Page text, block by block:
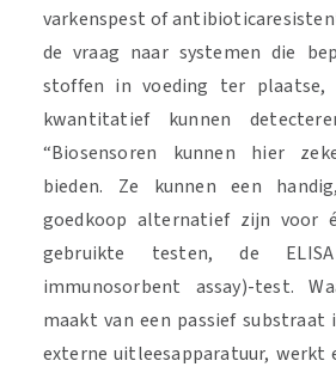
varkenspest of
de vraag naar systemen die
stoffen in voeding ter plaatse,
kwantitatief kunnen
“Biosensoren kunnen hier
bieden. Ze kunnen een
goedkoop alternatief zijn voor
gebruikte testen, de ELISA
immunosorbent assay)-test.
maakt van een passief
externe uitleesapparatuur, werkt